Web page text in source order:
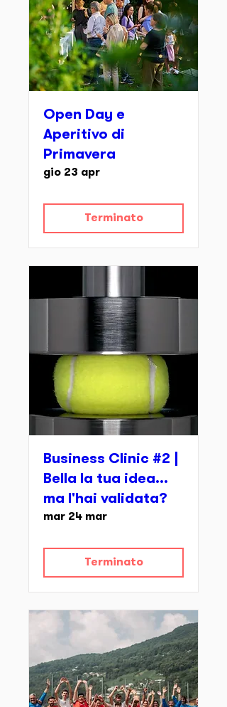
Open Day e
Aperitivo di
Primavera
gio 23 apr
Terminato
Business Clinic #2 |
Bella la tua idea...
ma l'hai validata?
mar 24 mar
Terminato